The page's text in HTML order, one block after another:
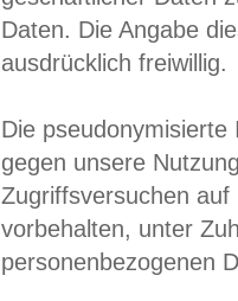
Daten. Die Angabe
ausdrücklich freiwillig.
Die
gegen unsere
Zugriffsversuchen
vorbehalten, unter
personenbezogenen